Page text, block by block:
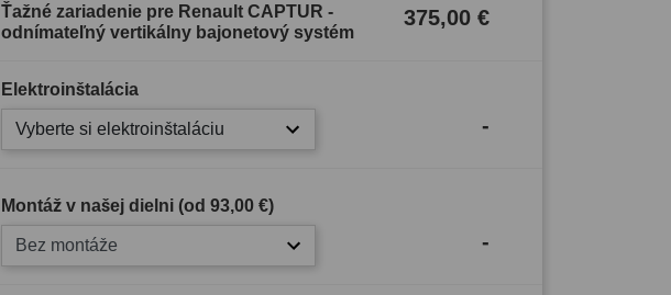
Ťažné zariadenie pre Renault CAPTUR -
odnímateľný vertikálny bajonetový systém
375,00 €
Elektroinštalácia
Vyberte si elektroinštaláciu -
Montáž v našej dielni (od 93,00 €)
Bez montáže -